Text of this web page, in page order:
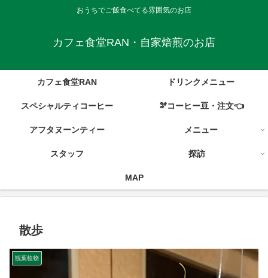
おうちでご飯食べてる雰囲気のお店
カフェ食堂RAN・自家焙煎のお店
カフェ食堂RAN ドリンクメニュー
スペシャルティコーヒー 🫘コーヒー豆・注文👈
アフタヌーンティー メニュー
スタッフ 探訪
MAP
散歩
観葉植物